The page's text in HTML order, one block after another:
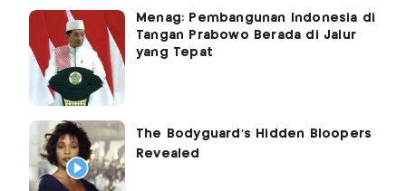
Menag: Pembangunan Indonesia di
Tangan Prabowo Berada di Jalur
yang Tepat